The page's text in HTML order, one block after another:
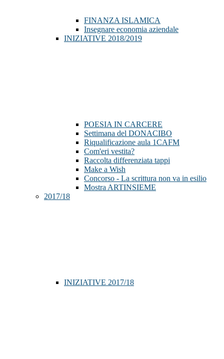
FINANZA ISLAMICA
Insegnare economia aziendale
INIZIATIVE 2018/2019
POESIA IN CARCERE
Settimana del DONACIBO
Riqualificazione aula 1CAFM
Com'eri vestita?
Raccolta differenziata tappi
Make a Wish
Concorso - La scrittura non va in esilio
Mostra ARTINSIEME
2017/18
INIZIATIVE 2017/18